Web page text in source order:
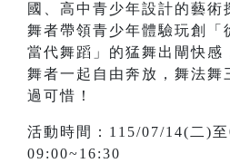
國、高中青少年設計的藝術
舞者帶領青少年體驗玩創「
當代舞蹈」的猛舞出閘快感
舞者一起自由奔放，舞法舞
過可惜！
活動時間：115/07/14(二)
09:00~16:30